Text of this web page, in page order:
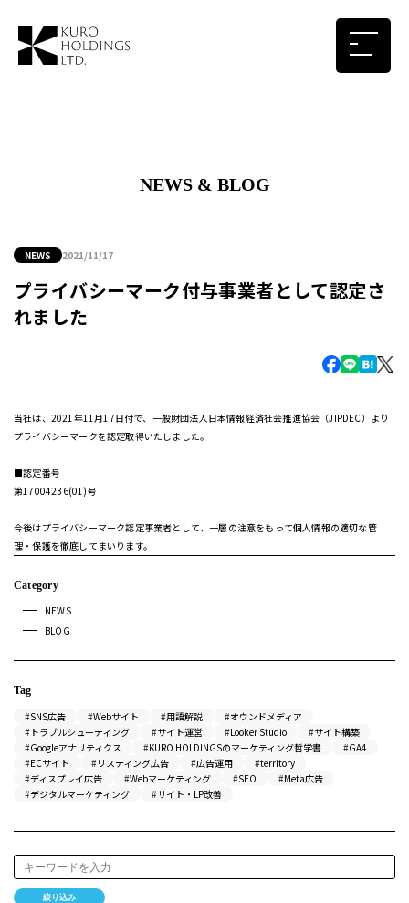
NEWS & BLOG
NEWS 2021/11/17
プライバシーマーク付与事業者として認定さ
れました
Category
NEWS
BLOG
Tag
SNS広告 Webサイト 用語解説
オウンドメディア
トラブルシューティング
サイト運営 Looker Studio
サイト構築
Googleアナリティクス
KURO HOLDINGSのマーケティング哲学書
GA4
ECサイト
リスティング広告 広告運用
territory
ディスプレイ広告
Webマーケティング SEO
Meta広告
デジタルマーケティング
サイト・LP改善
絞り込み
当社は、2021年11月17日付で、一般財団法人日本情報経済社会推進協会（JIPDEC）より
プライバシーマークを認定取得いたしました。
■認定番号
第17004236(01)号
今後はプライバシーマーク認定事業者として、一層の注意をもって個人情報の適切な管
理・保護を徹底してまいります。